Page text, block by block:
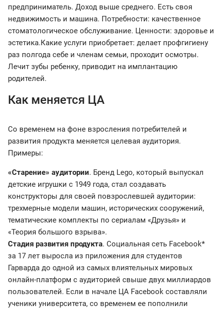
предприниматель. Доход выше среднего. Есть своя
недвижимость и машина. Потребности: качественное
стоматологическое обслуживание. Ценности: здоровье и
эстетика.Какие услуги приобретает: делает профгигиену
раз полгода себе и членам семьи, проходит осмотры.
Лечит зубы ребенку, приводит на имплантацию
родителей.
Как меняется ЦА
Со временем на фоне взросления потребителей и
развития продукта меняется целевая аудитория.
Примеры:
«Старение» аудитории. Бренд Lego, который выпускал
детские игрушки с 1949 года, стал создавать
конструкторы для своей повзрослевшей аудитории:
трехмерные модели машин, исторических сооружений,
тематические комплекты по сериалам «Друзья» и
«Теория большого взрыва».
Стадия развития продукта. Социальная сеть Facebook*
за 17 лет выросла из приложения для студентов
Гарварда до одной из самых влиятельных мировых
онлайн-платформ с аудиторией свыше двух миллиардов
пользователей. Если в начале ЦА Facebook составляли
ученики университета, со временем ее пополнили